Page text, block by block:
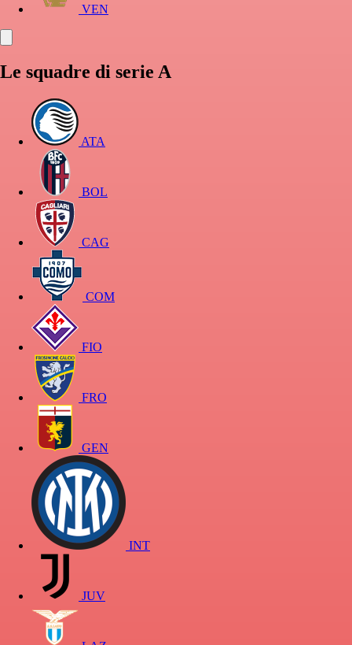
VEN
Le squadre di serie A
ATA
BOL
CAG
COM
FIO
FRO
GEN
INT
JUV